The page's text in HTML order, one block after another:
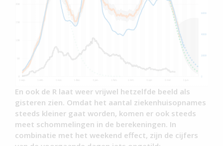
En ook de R laat weer vrijwel hetzelfde beeld als
gisteren zien. Omdat het aantal ziekenhuisopnames
steeds kleiner gaat worden, komen er ook steeds
meet schommelingen in de berekeningen. In
combinatie met het weekend effect, zijn de cijfers